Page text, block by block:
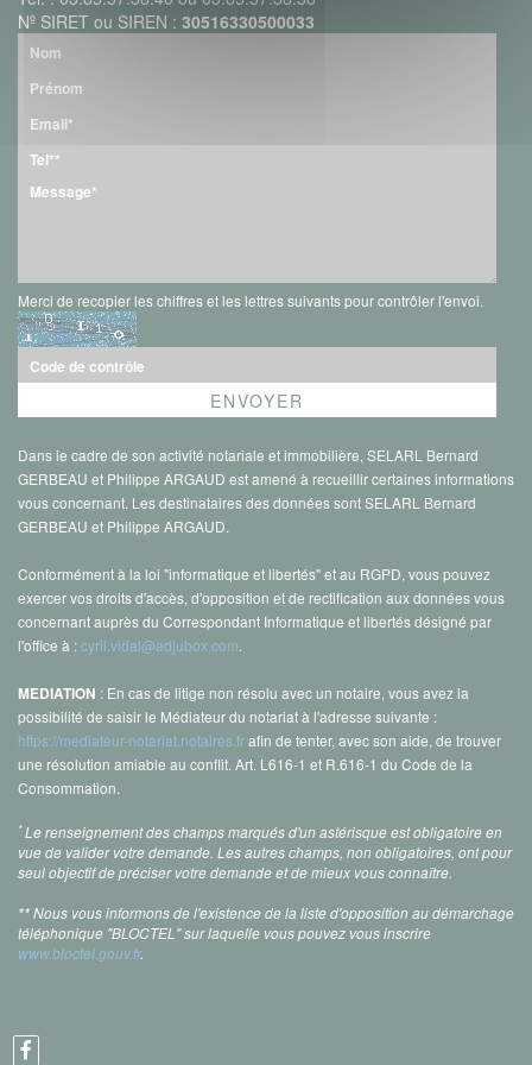
Nº SIRET ou SIREN : 30516330500033
Merci de recopier les chiffres et les lettres suivants pour contrôler l'envoi.
Dans le cadre de son activité notariale et immobilière, SELARL Bernard
GERBEAU et Philippe ARGAUD est amené à recueillir certaines informations
vous concernant. Les destinataires des données sont SELARL Bernard
GERBEAU et Philippe ARGAUD.
Conformément à la loi "informatique et libertés" et au RGPD, vous pouvez
exercer vos droits d'accès, d'opposition et de rectification aux données vous
concernant auprès du Correspondant Informatique et libertés désigné par
l'office à :cyril.vidal@adjubox.com.
MEDIATION : En cas de litige non résolu avec un notaire, vous avez la
possibilité de saisir le Médiateur du notariat à l'adresse suivante :
https://mediateur-notariat.notaires.frafin de tenter, avec son aide, de trouver
une résolution amiable au conflit. Art. L616-1 et R.616-1 du Code de la
Consommation.
*Le renseignement des champs marqués d'un astérisque est obligatoire en
vue de valider votre demande. Les autres champs, non obligatoires, ont pour
seul objectif de préciser votre demande et de mieux vous connaître.
** Nous vous informons de l'existence de la liste d'opposition au démarchage
téléphonique "BLOCTEL" sur laquelle vous pouvez vous inscrire
www.bloctel.gouv.fr.